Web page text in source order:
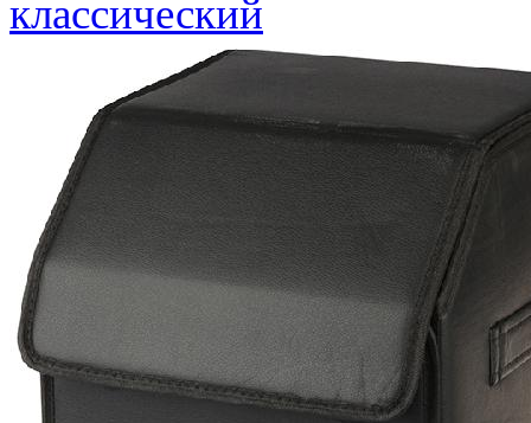
классический